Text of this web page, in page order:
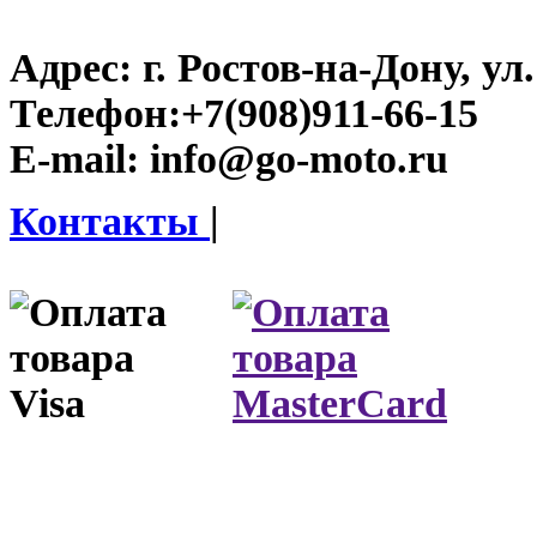
Адрес: г. Ростов-на-Дону,
Телефон:+7(908)911-66-15
E-mail: info@go-moto.ru
Контакты |